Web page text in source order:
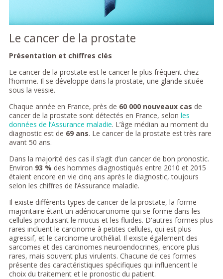
Le cancer de la prostate
Présentation et chiffres clés
Le cancer de la prostate est le cancer le plus fréquent chez
l’homme. Il se développe dans la prostate, une glande située
sous la vessie.
Chaque année en France, près de 60 000 nouveaux cas de
cancer de la prostate sont détectés en France, selon les
données de l’Assurance maladie. L’âge médian au moment du
diagnostic est de 69 ans. Le cancer de la prostate est très rare
avant 50 ans.
Dans la majorité des cas il s’agit d’un cancer de bon pronostic.
Environ 93 % des hommes diagnostiqués entre 2010 et 2015
étaient encore en vie cinq ans après le diagnostic, toujours
selon les chiffres de l’Assurance maladie.
Il existe différents types de cancer de la prostate, la forme
majoritaire étant un adénocarcinome qui se forme dans les
cellules produisant le mucus et les fluides. D'autres formes plus
rares incluent le carcinome à petites cellules, qui est plus
agressif, et le carcinome urothélial. Il existe également des
sarcomes et des carcinomes neuroendocrines, encore plus
rares, mais souvent plus virulents. Chacune de ces formes
présente des caractéristiques spécifiques qui influencent le
choix du traitement et le pronostic du patient.